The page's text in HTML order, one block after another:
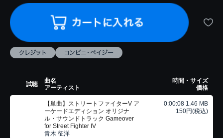
試聴
曲名
アーティスト
時間・サイズ
価格
【単曲】ストリートファイターV ア
ーケードエディション オリジナ
ル・サウンドトラック Gameover
for Street Fighter IV
青木 征洋
0:00:08 1.46 MB
150円(税込)